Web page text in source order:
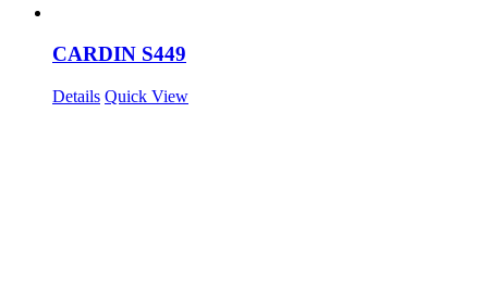
CARDIN S449
Details Quick View